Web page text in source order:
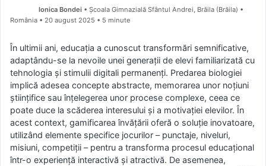
Ionica Bondei • Școala Gimnazială Sfântul Andrei, Brăila (Brăila) •
România
20 august 2025 • 5 minute
În ultimii ani, educația a cunoscut transformări semnificative,
adaptându-se la nevoile unei generații de elevi familiarizată cu
tehnologia și stimulii digitali permanenți. Predarea biologiei
implică adesea concepte abstracte, memorarea unor noțiuni
științifice sau înțelegerea unor procese complexe, ceea ce
poate duce la scăderea interesului și a motivației elevilor. În
acest context, gamificarea învățării oferă o soluție inovatoare,
utilizând elemente specifice jocurilor – punctaje, niveluri,
misiuni, competiții – pentru a transforma procesul educațional
într-o experiență interactivă și atractivă. De asemenea,